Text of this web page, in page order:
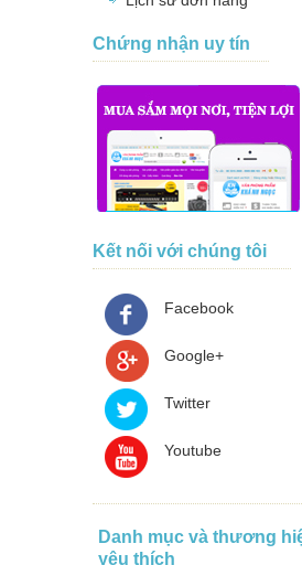
Chứng nhận uy tín
Kết nối với chúng tôi
Facebook
Google+
Twitter
Youtube
Danh mục và thương
yêu thích